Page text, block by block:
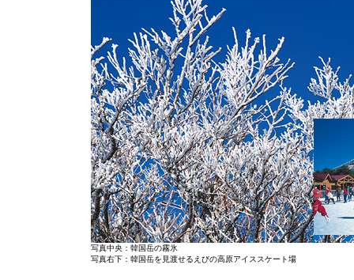
写真中央：韓国岳の霧氷
写真右下：韓国岳を見渡せるえびの高原アイススケート場